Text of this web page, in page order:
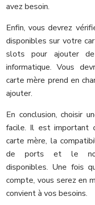
avez besoin.
Enfin, vous devrez
disponibles sur votre
slots pour ajouter
informatique. Vous
carte mère prend en
ajouter.
En conclusion, choisir
facile. Il est important
carte mère, la
de ports et le
disponibles. Une fois
compte, vous serez en
convient à vos besoins.